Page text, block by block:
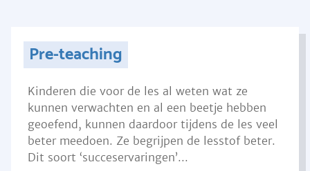
Pre-teaching
Kinderen die voor de les al weten wat ze
kunnen verwachten en al een beetje hebben
geoefend, kunnen daardoor tijdens de les veel
beter meedoen. Ze begrijpen de lesstof beter.
Dit soort ‘succeservaringen’...